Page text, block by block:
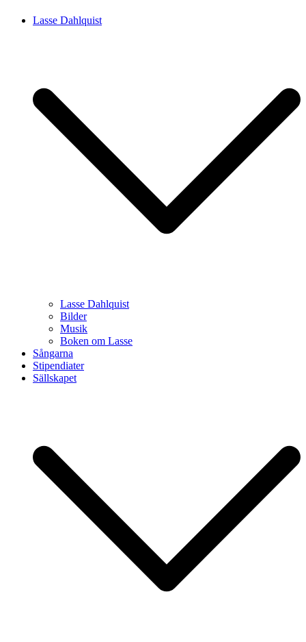
Lasse Dahlquist
Lasse Dahlquist
Bilder
Musik
Boken om Lasse
Sångarna
Stipendiater
Sällskapet